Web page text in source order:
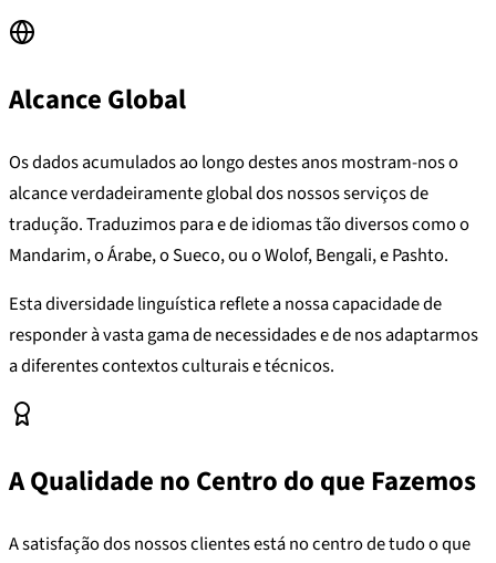
Alcance Global
Os dados acumulados ao longo destes anos mostram-nos o
alcance verdadeiramente global dos nossos serviços de
tradução. Traduzimos para e de idiomas tão diversos como o
Mandarim, o Árabe, o Sueco, ou o Wolof, Bengali, e Pashto.
Esta diversidade linguística reflete a nossa capacidade de
responder à vasta gama de necessidades e de nos adaptarmos
a diferentes contextos culturais e técnicos.
A Qualidade no Centro do que Fazemos
A satisfação dos nossos clientes está no centro de tudo o que